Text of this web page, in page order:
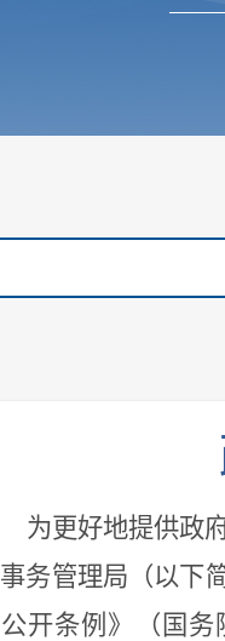
为更好地提供政
务管理局（以下
开条例》（国务